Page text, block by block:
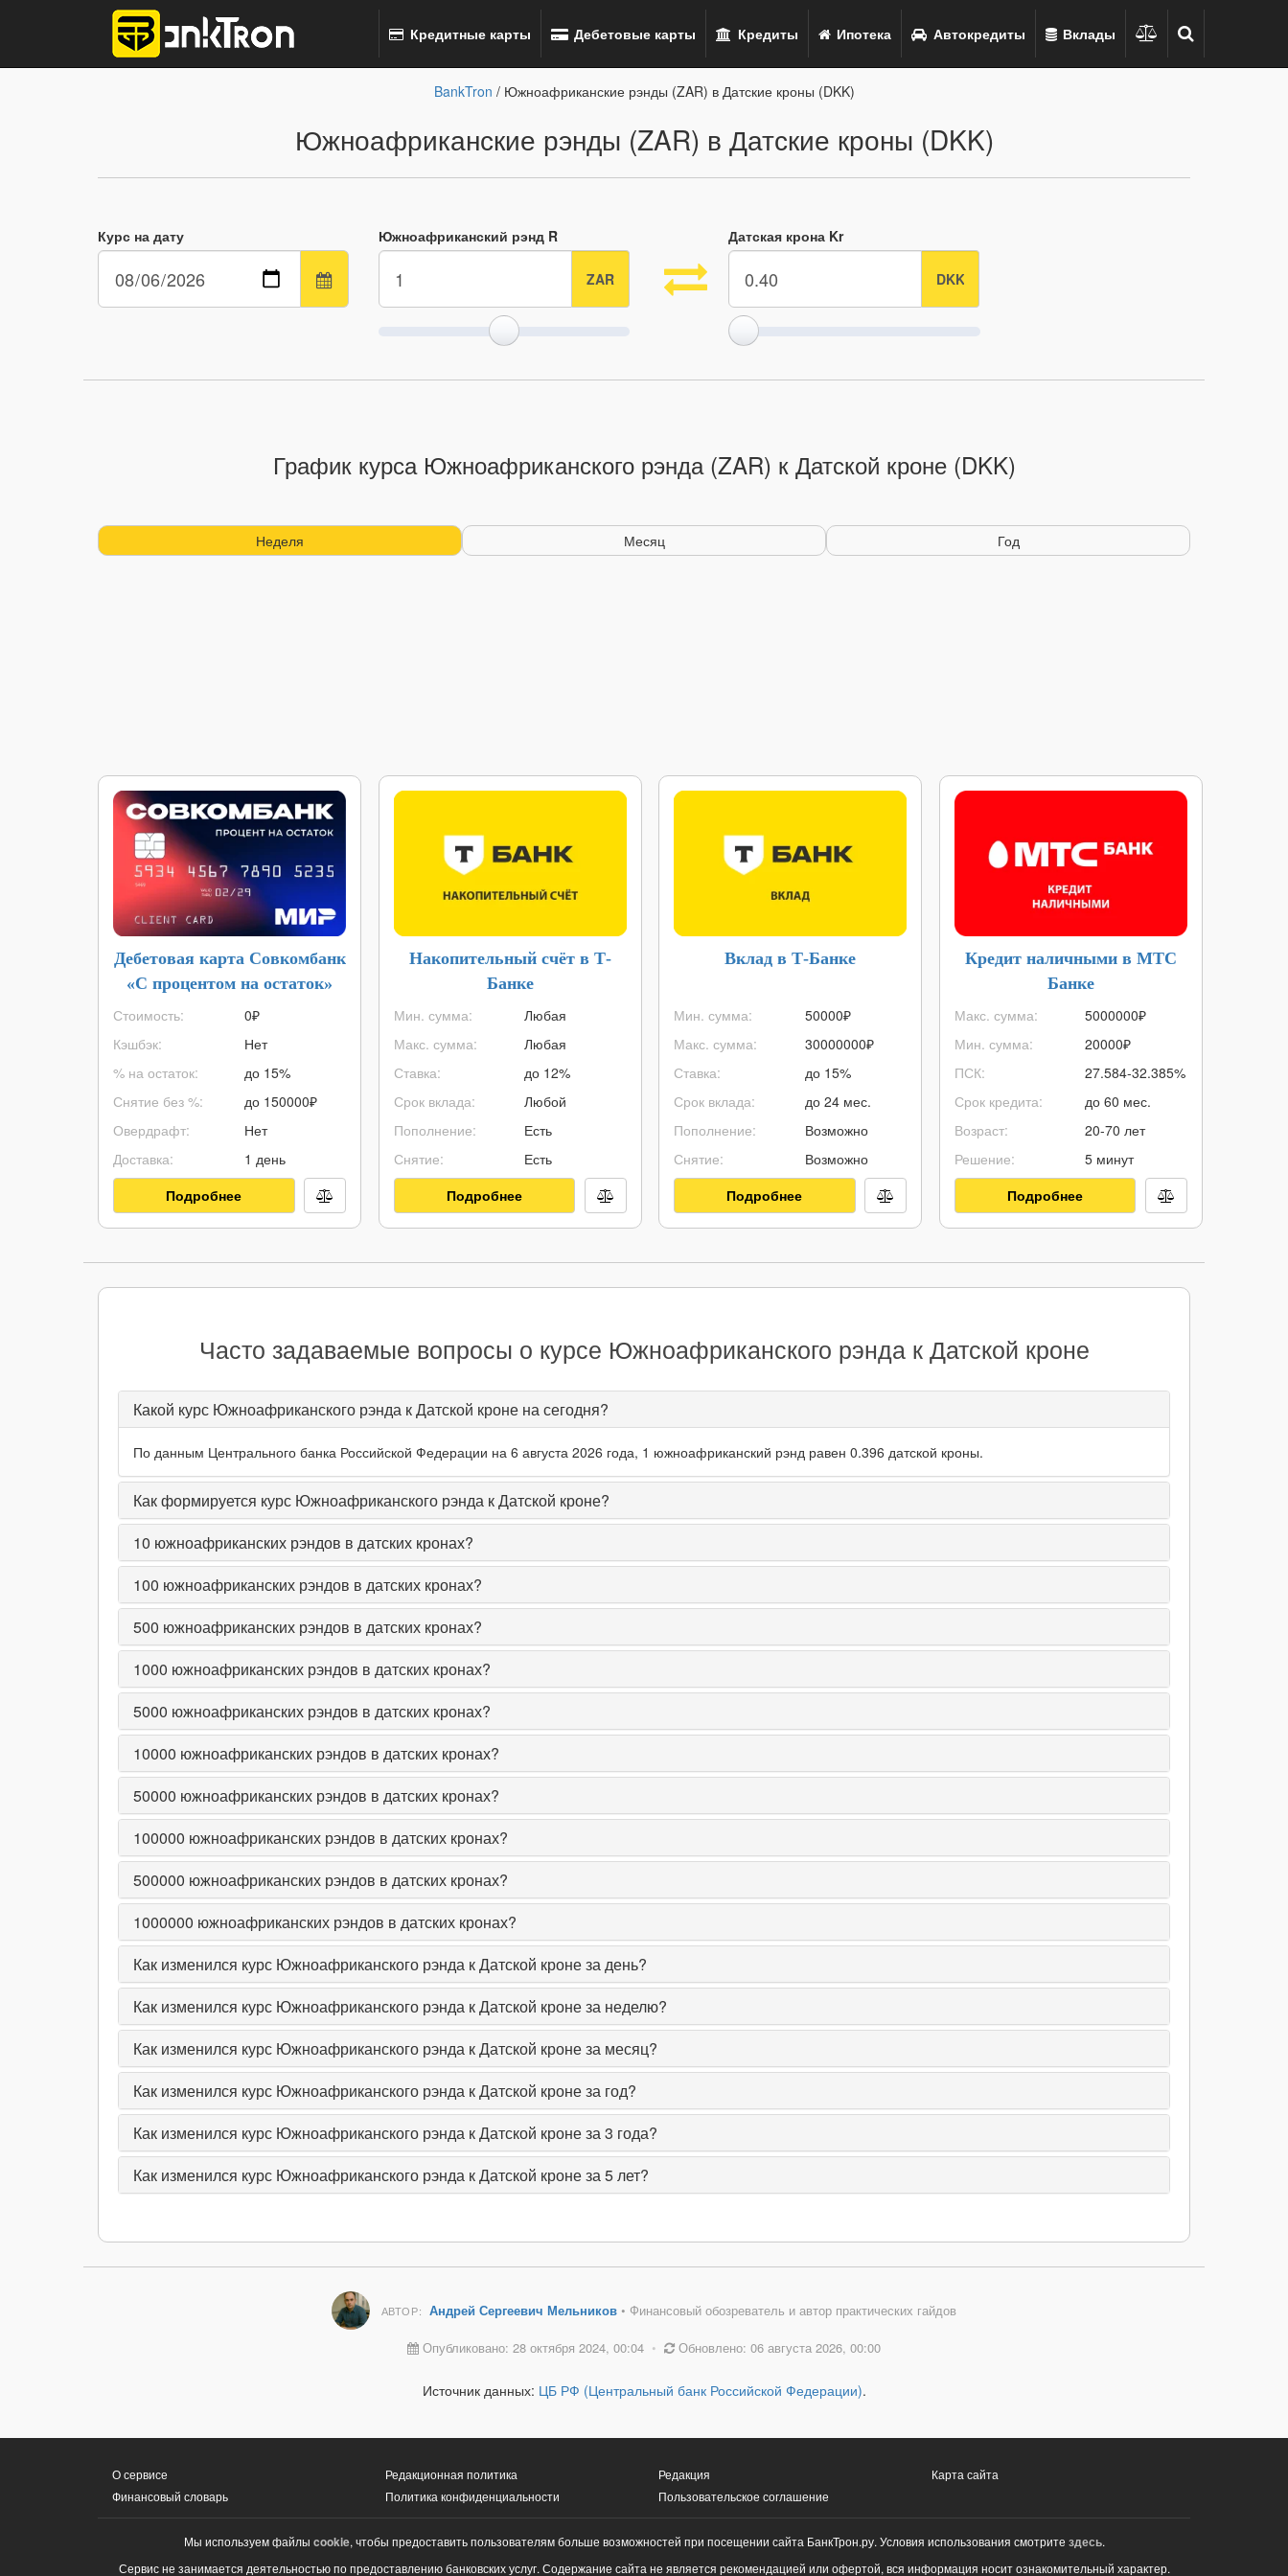
Кредитные карты Дебетовые карты Кредиты Ипотека Автокредиты Вклады
BankTron / Южноафриканские рэнды (ZAR) в Датские кроны (DKK)
Южноафриканские рэнды (ZAR) в Датские кроны (DKK)
Курс на дату Южноафриканский рэнд R Датская крона Kr
График курса Южноафриканского рэнда (ZAR) к Датской кроне (DKK)
Неделя Месяц Год
Дебетовая карта Совкомбанк
«С процентом на остаток»
Стоимость:
Кэшбэк:
% на остаток:
Снятие без %:
Овердрафт:
Доставка:
0₽
Нет
до 15%
до 150000₽
Нет
1 день
Подробнее
Накопительный счёт в Т-
Банке
Мин. сумма:
Макс. сумма:
Ставка:
Срок вклада:
Пополнение:
Снятие:
Любая
Любая
до 12%
Любой
Есть
Есть
Подробнее
Вклад в Т-Банке
Мин. сумма:
Макс. сумма:
Ставка:
Срок вклада:
Пополнение:
Снятие:
50000₽
30000000₽
до 15%
до 24 мес.
Возможно
Возможно
Подробнее
Кредит наличными в МТС
Банке
Макс. сумма:
Мин. сумма:
ПСК:
Срок кредита:
Возраст:
Решение:
5000000₽
20000₽
27.584-32.385%
до 60 мес.
20-70 лет
5 минут
Подробнее
Часто задаваемые вопросы о курсе Южноафриканского рэнда к Датской кроне
Какой курс Южноафриканского рэнда к Датской кроне на сегодня?
По данным Центрального банка Российской Федерации на 6 августа 2026 года, 1 южноафриканский рэнд равен 0.396 датской кроны.
Как формируется курс Южноафриканского рэнда к Датской кроне?
10 южноафриканских рэндов в датских кронах?
100 южноафриканских рэндов в датских кронах?
500 южноафриканских рэндов в датских кронах?
1000 южноафриканских рэндов в датских кронах?
5000 южноафриканских рэндов в датских кронах?
10000 южноафриканских рэндов в датских кронах?
50000 южноафриканских рэндов в датских кронах?
100000 южноафриканских рэндов в датских кронах?
500000 южноафриканских рэндов в датских кронах?
1000000 южноафриканских рэндов в датских кронах?
Как изменился курс Южноафриканского рэнда к Датской кроне за день?
Как изменился курс Южноафриканского рэнда к Датской кроне за неделю?
Как изменился курс Южноафриканского рэнда к Датской кроне за месяц?
Как изменился курс Южноафриканского рэнда к Датской кроне за год?
Как изменился курс Южноафриканского рэнда к Датской кроне за 3 года?
Как изменился курс Южноафриканского рэнда к Датской кроне за 5 лет?
АВТОР: Андрей Сергеевич Мельников• Финансовый обозреватель и автор практических гайдов
Опубликовано: 28 октября 2024, 00:04 • Обновлено: 06 августа 2026, 00:00
Источник данных: ЦБ РФ (Центральный банк Российской Федерации).
О сервисе
Финансовый словарь
Редакционная политика
Политика конфиденциальности
Редакция
Пользовательское соглашение
Карта сайта
Мы используем файлы cookie, чтобы предоставить пользователям больше возможностей при посещении сайта БанкТрон.ру. Условия использования смотрите здесь.
Сервис не занимается деятельностью по предоставлению банковских услуг. Содержание сайта не является рекомендацией или офертой, вся информация носит ознакомительный характер.